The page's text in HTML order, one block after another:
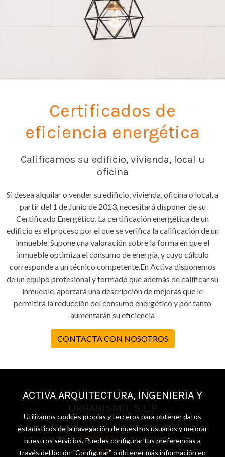
Certificados de
eficiencia energética
Calificamos su edificio, vivienda, local u
oficina
Si desea alquilar o vender su edificio, vivienda, oficina o local, a
partir del 1 de Junio de 2013, necesitará disponer de su
Certificado Energético. La certificación energética de un
edificio es el proceso por el que se verifica la calificación de un
inmueble. Supone una valoración sobre la forma en que el
inmueble optimiza el consumo de energía, y cuyo cálculo
corresponde a un técnico competente.En Activa disponemos
de un equipo profesional y formado que además de calificar su
inmueble, aportará una descripción de mejoras que le
permitirá la reducción del consumo energético y por tanto
aumentarán su eficiencia
CONTACTA CON NOSOTROS
ACTIVA ARQUITECTURA, INGENIERIA Y
URBANISMO, S.L.P
c/ Deyanira, 55. Ofi. 218|Madrid, 28022|
Teléfono:913756629|oficina@activa-
arquitectura.com
Utilizamos cookies propias y terceros para obtener datos
estadísticos de la navegación de nuestros usuarios y mejorar
nuestros servicios. Puedes configurar tus preferencias a
través del botón “Configurar” o obtener más información en